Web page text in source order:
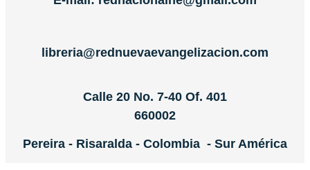
libreria@rednuevaevangelizacion.com
Calle 20 No. 7-40 Of. 401
660002
Pereira - Risaralda - Colombia - Sur América